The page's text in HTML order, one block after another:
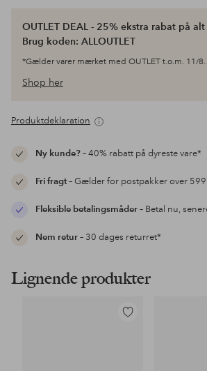
OUTLET DEAL - 25% ekstra rabat på
Brug koden: ALLOUTLET
*Gælder varer mærket med OUTLET t.o.m. 11/8.
Shop her
Produktdeklaration
Ny kunde?– 40% rabatt på dyreste vare*
Fri fragt– Gælder for postpakker over
Fleksible betalingsmåder– Betal nu,
Nem retur– 30 dages returret*
Lignende produkter
Tilføj